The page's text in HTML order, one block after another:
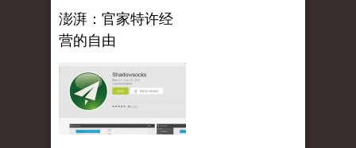
澎湃：官家特许经
营的自由